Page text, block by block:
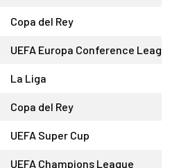
Copa del Rey
UEFA Europa Conference
La Liga
Copa del Rey
UEFA Super Cup
UEFA Champions League